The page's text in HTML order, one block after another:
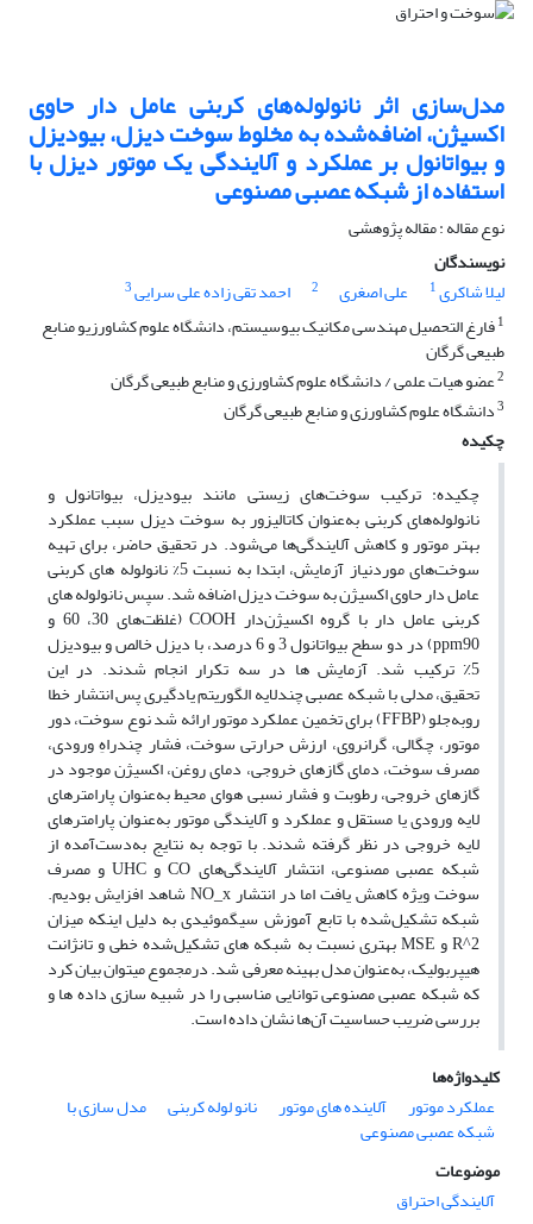
مدل‌سازی اثر نانولوله‌های کربنی عامل دار حاوی
اکسیژن، اضافه‌شده به مخلوط سوخت دیزل، بیودیزل
و بیواتانول بر عملکرد و آلایندگی یک موتور دیزل با
استفاده از شبکه عصبی مصنوعی
نوع مقاله : مقاله پژوهشی
نویسندگان
لیلا شاکری1 علی اصغری 2 احمد تقی زاده علی سرایی3
1فارغ التحصیل مهندسی مکانیک بیوسیستم، دانشگاه علوم کشاورزیو منابع
طبیعی گرگان
2عضو هیات علمی / دانشگاه علوم کشاورزی و منابع طبیعی گرگان
3دانشگاه علوم کشاورزی و منابع طبیعی گرگان
چکیده
چکیده: ترکیب سوخت‌های زیستی مانند بیودیزل، بیواتانول و
نانولوله‌های کربنی به‌عنوان کاتالیزور به سوخت دیزل سبب عملکرد
بهتر موتور و کاهش آلایندگی‌ها می‌شود. در تحقیق حاضر، برای تهیه
سوخت‌های موردنیاز آزمایش، ابتدا به نسبت 5% نانولوله ­های کربنی
عامل ­دار حاوی اکسیژن به سوخت دیزل اضافه شد. سپس نانولوله‏ های
کربنی عامل دار با گروه اکسیژن‌دار COOH (غلظت‌های 30، 60 و
ppm90) در دو سطح بیواتانول 3 و 6 درصد، با دیزل خالص و بیودیزل
5٪ ترکیب شد. آزمایش‏ ها در سه تکرار انجام شدند. در این
تحقیق، مدلی با شبکه عصبی چندلایه الگوریتم یادگیری پس­ انتشار خطا
روبه‌جلو (FFBP) برای تخمین عملکرد موتور ارائه شد نوع سوخت، دور
موتور، چگالی، گرانروی، ارزش حرارتی سوخت، فشار چندراهِ ورودی،
مصرف سوخت، دمای گازهای خروجی، دمای روغن، اکسیژن موجود در
گازهای خروجی، رطوبت و فشار نسبی هوای محیط به‌عنوان پارامترهای
لایه ورودی یا مستقل و عملکرد و آلایندگی موتور به‌عنوان پارامترهای
لایه خروجی در نظر گرفته شدند. با توجه به نتایج به‌دست‌آمده از
شبکه عصبی مصنوعی، انتشار آلایندگی‌های CO و UHC و مصرف
سوخت ویژه کاهش یافت اما در انتشار NO_x شاهد افزایش بودیم.
شبکه تشکیل‌شده با تابع آموزش سیگموئیدی به دلیل اینکه میزان
R^2 و MSE بهتری نسبت به شبکه ‏های تشکیل‌شده خطی و تانژانت
هیپربولیک، به‌عنوان مدل بهینه معرفی شد. درمجموع می‏توان بیان کرد
که شبکه‏ عصبی مصنوعی توانایی مناسبی را در شبیه ‏سازی داده‏ ها و
بررسی ضریب حساسیت آن‌ها نشان داده است.
کلیدواژه‌ها
عملکرد موتور
آلاینده‏ های موتور نانو لوله کربنی مدل‏ سازی با
شبکه عصبی مصنوعی
موضوعات
آلایندگی احتراق